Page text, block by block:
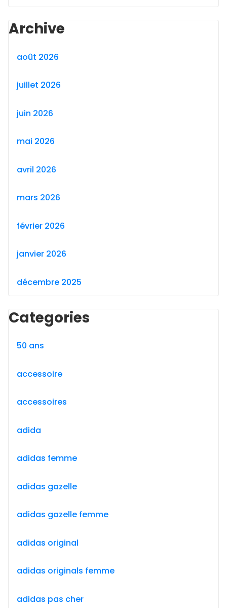
Archive
août 2026
juillet 2026
juin 2026
mai 2026
avril 2026
mars 2026
février 2026
janvier 2026
décembre 2025
Categories
50 ans
accessoire
accessoires
adida
adidas femme
adidas gazelle
adidas gazelle femme
adidas original
adidas originals femme
adidas pas cher